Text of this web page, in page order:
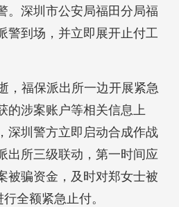
。深圳市公安局福田分局福
警到场，并立即展开止付工
，福保派出所一边开展紧急
的涉案账户等相关信息上
深圳警方立即启动合成作战
出所三级联动，第一时间应
被骗资金，及时对郑女士被
全额紧急止付。